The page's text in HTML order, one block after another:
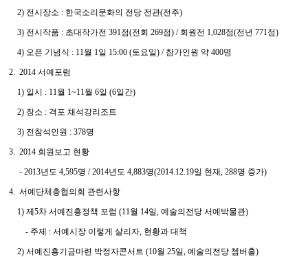
2) 전시장소 : 한국소리문화의 전당 전관(전주)
3) 전시작품 : 초대작가전 391점(전회 269점) / 회원전 1,028점(전년 771점)
4) 오픈 기념식 : 11월 1일 15:00 (토요일) / 참가인원 약 400명
2. 2014 서예포럼
1) 일시 : 11월 1~11월 6일 (6일간)
2) 장소 : 격포 채석강리조트
3) 전참석인원 : 378명
3. 2014 회원보고 현황
- 2013년도 4,595명 / 2014년도 4,883명(2014.12.19일 현재, 288명 증가)
4. 서예단체총협의회 관련사항
1) 제5차 서예진흥정책 포럼 (11월 14일, 예술의전당 서예박물관)
- 주제 : 서예시장 이렇게 살리자, 현황과 대책
2) 서예진흥기금마련 박정자콘서트 (10월 25일, 예술의전당 쳄버홀)